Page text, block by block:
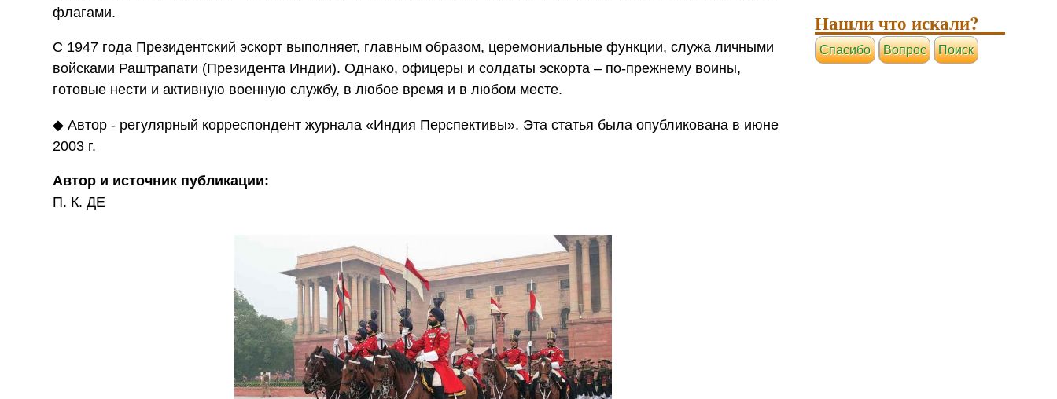
флагами.
С 1947 года Президентский эскорт выполняет, главным образом, церемониальные функции, служа личными
войсками Раштрапати (Президента Индии). Однако, офицеры и солдаты эскорта – по-прежнему воины,
готовые нести и активную военную службу, в любое время и в любом месте.
◆ Автор - регулярный корреспондент журнала «Индия Перспективы». Эта статья была опубликована в июне
2003 г.
Автор и источник публикации:
П. К. ДЕ
Нашли что искали?
Cпасибо Вопрос Поиск